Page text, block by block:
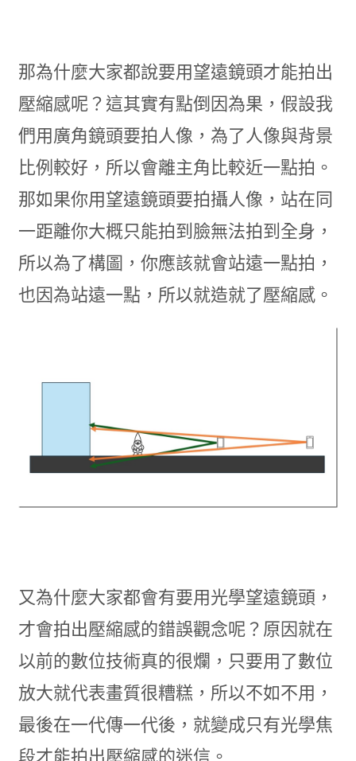
那為什麼大家都說要用望遠鏡頭才能拍出
壓縮感呢？這其實有點倒因為果，假設我
們用廣角鏡頭要拍人像，為了人像與背景
比例較好，所以會離主角比較近一點拍。
那如果你用望遠鏡頭要拍攝人像，站在同
一距離你大概只能拍到臉無法拍到全身，
所以為了構圖，你應該就會站遠一點拍，
也因為站遠一點，所以就造就了壓縮感。
又為什麼大家都會有要用光學望遠鏡頭，
才會拍出壓縮感的錯誤觀念呢？原因就在
以前的數位技術真的很爛，只要用了數位
放大就代表畫質很糟糕，所以不如不用，
最後在一代傳一代後，就變成只有光學焦
段才能拍出壓縮感的迷信。